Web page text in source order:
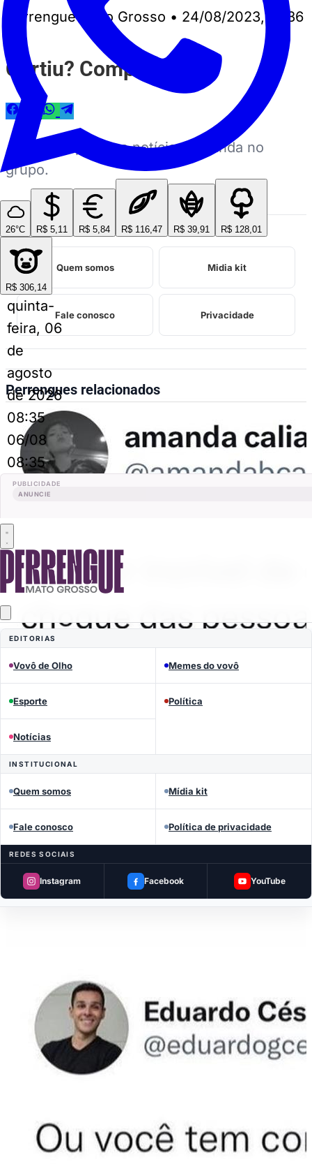
26°C R$ 5,11 R$ 5,84 R$ 116,47 R$ 39,91 R$ 128,01
R$ 306,14
quinta-
feira, 06
de
agosto
de 2026
08:35
06/08
08:35
PUBLICIDADE
ANUNCIE
EDITORIAS
Vovô de Olho Memes do vovô
Esporte Política
Notícias
INSTITUCIONAL
Quem somos Mídia kit
Fale conosco Política de privacidade
REDES SOCIAIS
Instagram Facebook YouTube
Perrengue Mato Grosso • 24/08/2023, 13:36
Curtiu? Compartilhe
Ajuda a espalhar a notícia — manda no
grupo.
INSTITUCIONAL
Quem somos Midia kit
Fale conosco Privacidade
Perrengues relacionados
MEMES DO VOVÔ
Perrengue Mato Grosso